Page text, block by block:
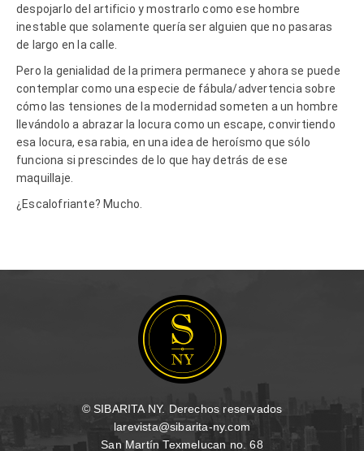
despojarlo del artificio y mostrarlo como ese hombre
inestable que solamente quería ser alguien que no pasaras
de largo en la calle.
Pero la genialidad de la primera permanece y ahora se puede
contemplar como una especie de fábula/advertencia sobre
cómo las tensiones de la modernidad someten a un hombre
llevándolo a abrazar la locura como un escape, convirtiendo
esa locura, esa rabia, en una idea de heroísmo que sólo
funciona si prescindes de lo que hay detrás de ese
maquillaje.
¿Escalofriante? Mucho.
© SIBARITA NY. Derechos reservados
larevista@sibarita-ny.com
San Martín Texmelucan no. 68